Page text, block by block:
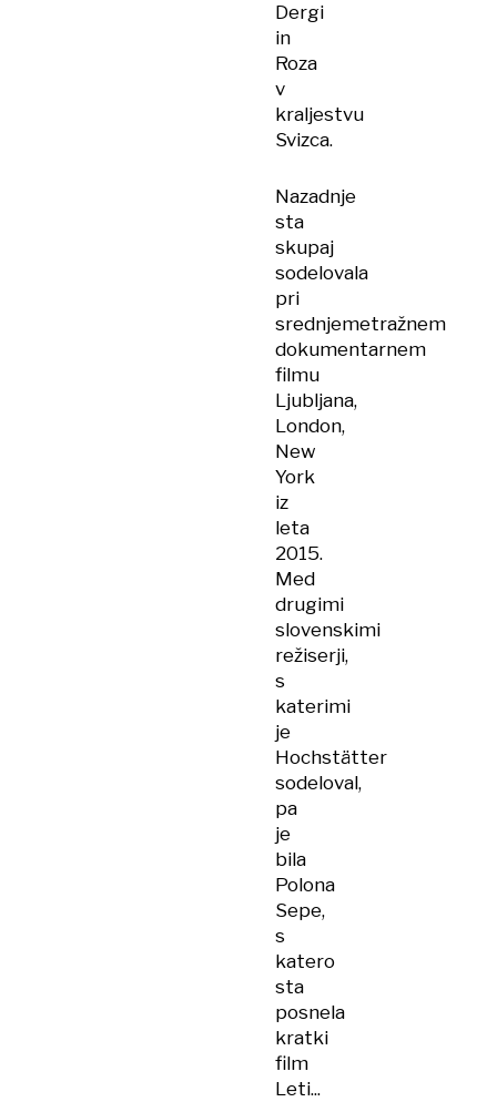
Dergi
in
Roza
v
kraljestvu
Svizca.
Nazadnje
sta
skupaj
sodelovala
pri
srednjemetražnem
dokumentarnem
filmu
Ljubljana,
London,
New
York
iz
leta
2015.
Med
drugimi
slovenskimi
režiserji,
s
katerimi
je
Hochstätter
sodeloval,
pa
je
bila
Polona
Sepe,
s
katero
sta
posnela
kratki
film
Leti...